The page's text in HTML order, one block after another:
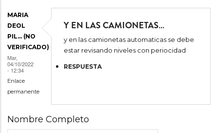
A
LA
NAVEGACIÓN
MARIA
DEOL
PIL… (NO
VERIFICADO)
Mar,
04/10/2022
- 12:34
Enlace
permanente
Y EN LAS CAMIONETAS…
y en las camionetas automaticas se debe
estar revisando niveles con periocidad
RESPUESTA
Nombre Completo